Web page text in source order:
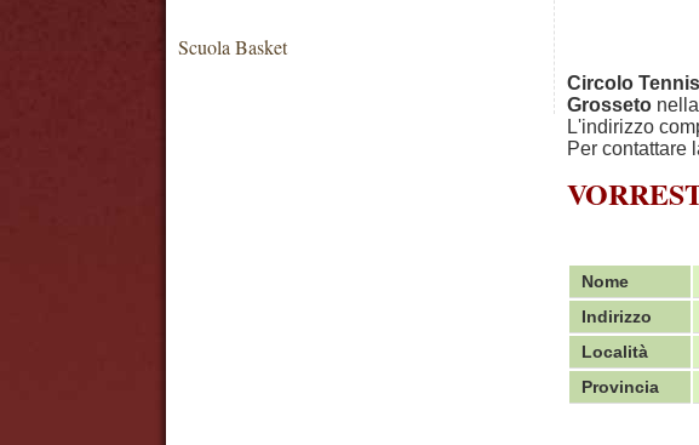
Scuola Basket
Circolo
Grosseto
L'indirizzo
Per contattare
Nome
Indirizzo
Località
Provincia